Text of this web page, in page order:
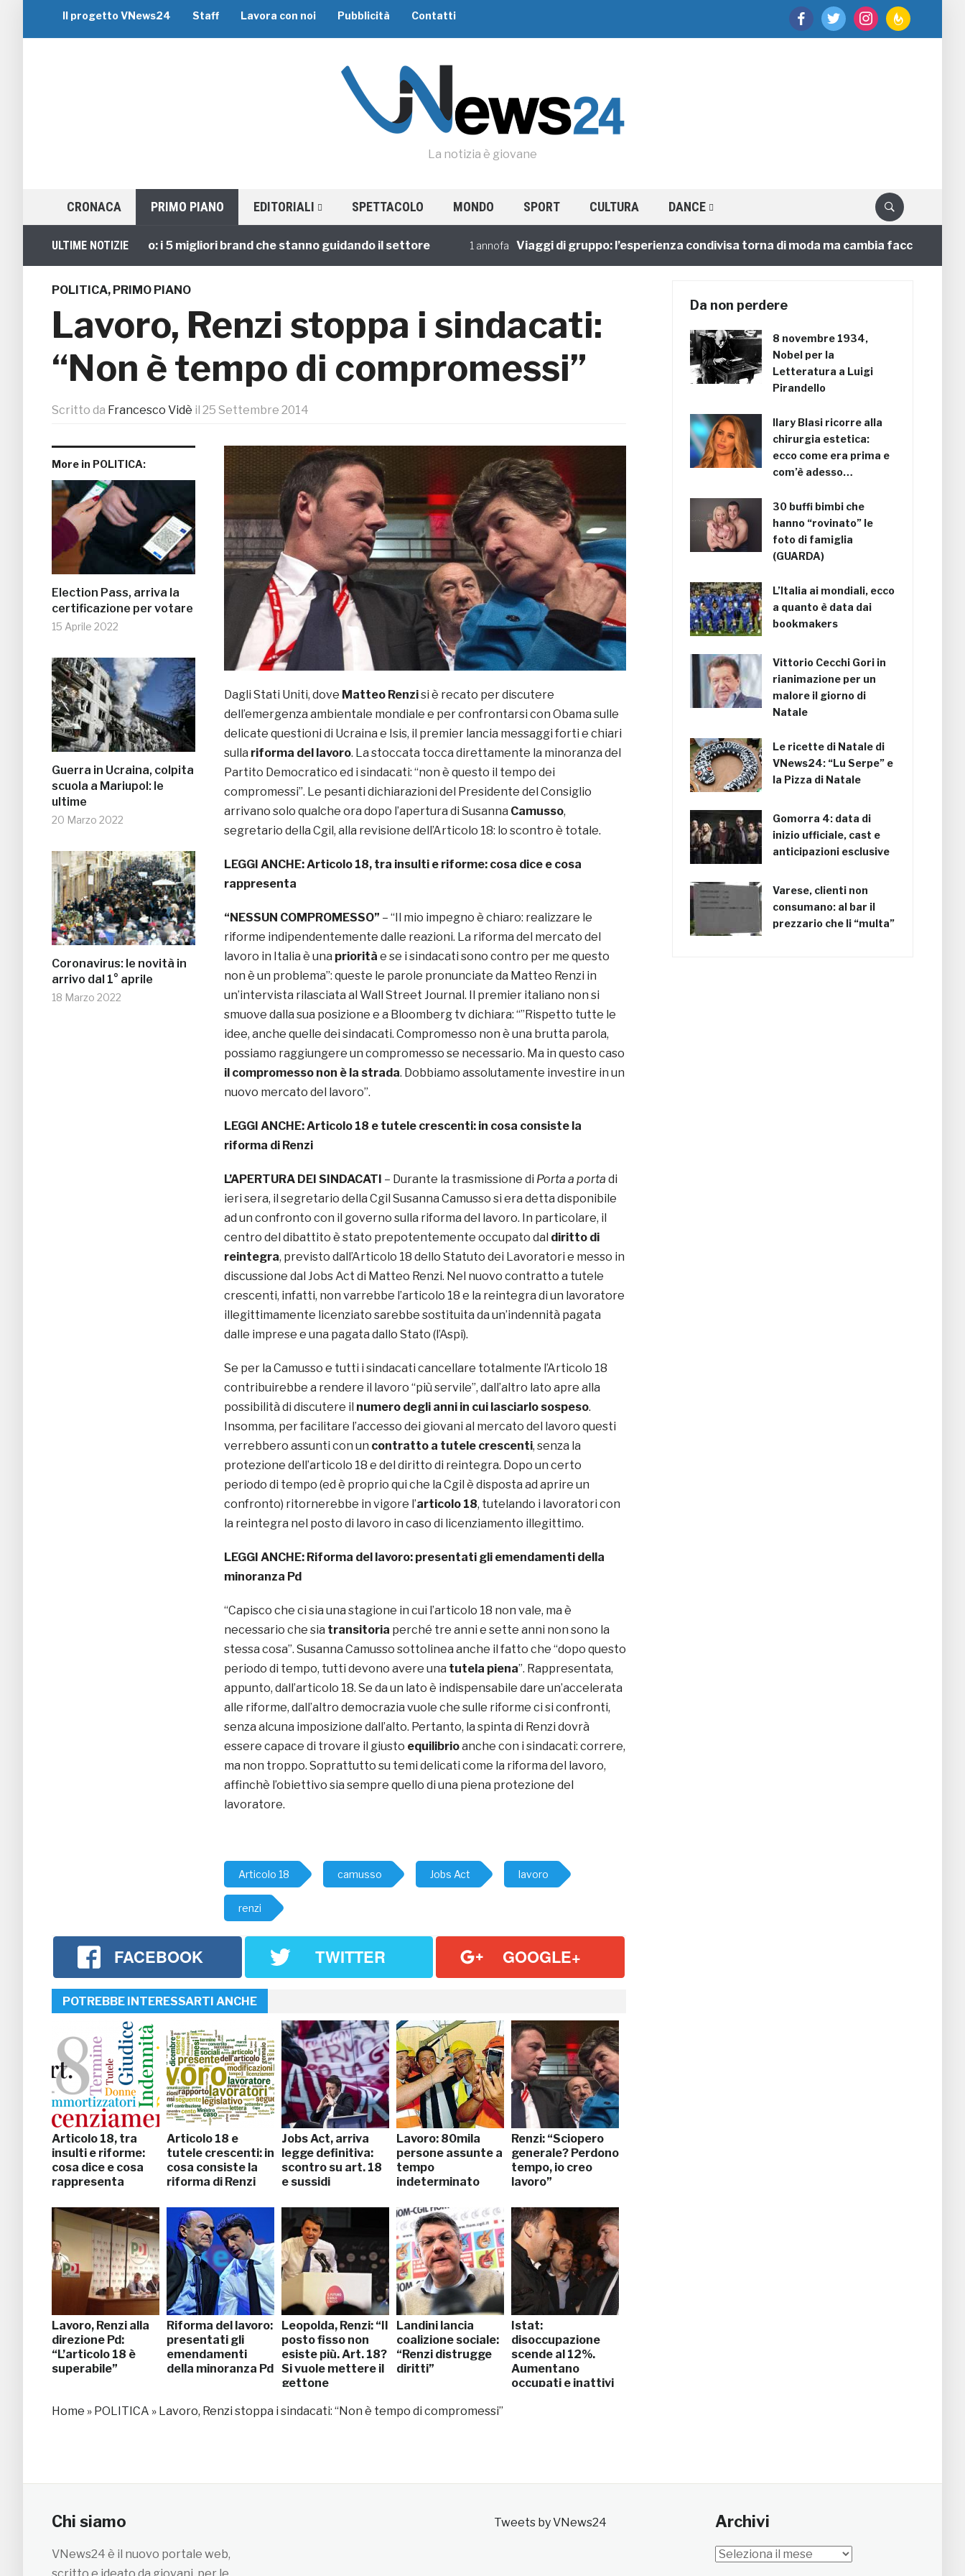
facebooktwitter instagramfeedburner
Il progetto VNews24 Staff Lavora con noi Pubblicità Contatti
La notizia è giovane
CRONACA PRIMO PIANO EDITORIALI SPETTACOLO MONDO SPORT CULTURA DANCE
ULTIME NOTIZIE
Viaggi di Gruppo: i 5 migliori brand che stanno guidando il settore 1 annofa Viaggi di gruppo: l’esperienza condivisa torna di moda ma cambia faccia
POLITICA, PRIMO PIANO
Lavoro, Renzi stoppa i sindacati:
“Non è tempo di compromessi”
Scritto da Francesco Vidè il 25 Settembre 2014
More in POLITICA:
Election Pass, arriva la
certificazione per votare
15 Aprile 2022
Guerra in Ucraina, colpita
scuola a Mariupol: le
ultime
20 Marzo 2022
Coronavirus: le novità in
arrivo dal 1° aprile
18 Marzo 2022
Dagli Stati Uniti, dove Matteo Renzisi è recato per discutere
dell’emergenza ambientale mondiale e per confrontarsi con Obama sulle
delicate questioni di Ucraina e Isis, il premier lancia messaggi forti e chiari
sulla riforma del lavoro. La stoccata tocca direttamente la minoranza del
Partito Democratico ed i sindacati: “non è questo il tempo dei
compromessi”. Le pesanti dichiarazioni del Presidente del Consiglio
arrivano solo qualche ora dopo l’apertura di Susanna Camusso,
segretario della Cgil, alla revisione dell’Articolo 18: lo scontro è totale.
LEGGI ANCHE:Articolo 18, tra insulti e riforme: cosa dice e cosa
rappresenta
“NESSUN COMPROMESSO” – “Il mio impegno è chiaro: realizzare le
riforme indipendentemente dalle reazioni. La riforma del mercato del
lavoro in Italia è una priorità e se i sindacati sono contro per me questo
non è un problema”: queste le parole pronunciate da Matteo Renzi in
un’intervista rilasciata al Wall Street Journal. Il premier italiano non si
smuove dalla sua posizione e a Bloomberg tv dichiara: “”Rispetto tutte le
idee, anche quelle dei sindacati. Compromesso non è una brutta parola,
possiamo raggiungere un compromesso se necessario. Ma in questo caso
il compromesso non è la strada. Dobbiamo assolutamente investire in un
nuovo mercato del lavoro”.
LEGGI ANCHE:Articolo 18 e tutele crescenti: in cosa consiste la
riforma di Renzi
L’APERTURA DEI SINDACATI – Durante la trasmissione di Porta a porta di
ieri sera, il segretario della Cgil Susanna Camusso si era detta disponibile
ad un confronto con il governo sulla riforma del lavoro. In particolare, il
centro del dibattito è stato prepotentemente occupato dal diritto di
reintegra, previsto dall’Articolo 18 dello Statuto dei Lavoratori e messo in
discussione dal Jobs Act di Matteo Renzi. Nel nuovo contratto a tutele
crescenti, infatti, non varrebbe l’articolo 18 e la reintegra di un lavoratore
illegittimamente licenziato sarebbe sostituita da un’indennità pagata
dalle imprese e una pagata dallo Stato (l’Aspi).
Se per la Camusso e tutti i sindacati cancellare totalmente l’Articolo 18
contribuirebbe a rendere il lavoro “più servile”, dall’altro lato apre alla
possibilità di discutere il numero degli anni in cui lasciarlo sospeso.
Insomma, per facilitare l’accesso dei giovani al mercato del lavoro questi
verrebbero assunti con un contratto a tutele crescenti, senza la
protezione dell’articolo 18 e del diritto di reintegra. Dopo un certo
periodo di tempo (ed è proprio qui che la Cgil è disposta ad aprire un
confronto) ritornerebbe in vigore l’articolo 18, tutelando i lavoratori con
la reintegra nel posto di lavoro in caso di licenziamento illegittimo.
LEGGI ANCHE: Riforma del lavoro: presentati gli emendamenti della
minoranza Pd
“Capisco che ci sia una stagione in cui l’articolo 18 non vale, ma è
necessario che sia transitoria perché tre anni e sette anni non sono la
stessa cosa”. Susanna Camusso sottolinea anche il fatto che “dopo questo
periodo di tempo, tutti devono avere una tutela piena”. Rappresentata,
appunto, dall’articolo 18. Se da un lato è indispensabile dare un’accelerata
alle riforme, dall’altro democrazia vuole che sulle riforme ci si confronti,
senza alcuna imposizione dall’alto. Pertanto, la spinta di Renzi dovrà
essere capace di trovare il giusto equilibrioanche con i sindacati: correre,
ma non troppo. Soprattutto su temi delicati come la riforma del lavoro,
affinchè l’obiettivo sia sempre quello di una piena protezione del
lavoratore.
Articolo 18 camusso Jobs Act lavoro
renzi
FACEBOOK TWITTER GOOGLE+
POTREBBE INTERESSARTI ANCHE
Articolo 18, tra
insulti e riforme:
cosa dice e cosa
rappresenta
Articolo 18 e
tutele crescenti: in
cosa consiste la
riforma di Renzi
Jobs Act, arriva
legge definitiva:
scontro su art. 18
e sussidi
Lavoro: 80mila
persone assunte a
tempo
indeterminato
Renzi: “Sciopero
generale? Perdono
tempo, io creo
lavoro”
Lavoro, Renzi alla
direzione Pd:
“L’articolo 18 è
superabile”
Riforma del lavoro:
presentati gli
emendamenti
della minoranza Pd
Leopolda, Renzi: “Il
posto fisso non
esiste più. Art. 18?
Si vuole mettere il
gettone
Landini lancia
coalizione sociale:
“Renzi distrugge
diritti”
Istat:
disoccupazione
scende al 12%.
Aumentano
occupati e inattivi
Home » POLITICA » Lavoro, Renzi stoppa i sindacati: “Non è tempo di compromessi”
Da non perdere
8 novembre 1934,
Nobel per la
Letteratura a Luigi
Pirandello
Ilary Blasi ricorre alla
chirurgia estetica:
ecco come era prima e
com’è adesso…
30 buffi bimbi che
hanno “rovinato” le
foto di famiglia
(GUARDA)
L’Italia ai mondiali, ecco
a quanto è data dai
bookmakers
Vittorio Cecchi Gori in
rianimazione per un
malore il giorno di
Natale
Le ricette di Natale di
VNews24: “Lu Serpe” e
la Pizza di Natale
Gomorra 4: data di
inizio ufficiale, cast e
anticipazioni esclusive
Varese, clienti non
consumano: al bar il
prezzario che li “multa”
Chi siamo
VNews24 è il nuovo portale web,
scritto e ideato da giovani, per le
Tweets by VNews24 Archivi
Archivi